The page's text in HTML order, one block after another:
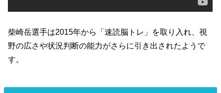
柴崎岳選手は2015年から「速読脳トレ」を取り入れ、視
野の広さや状況判断の能力がさらに引き出されたようで
す。